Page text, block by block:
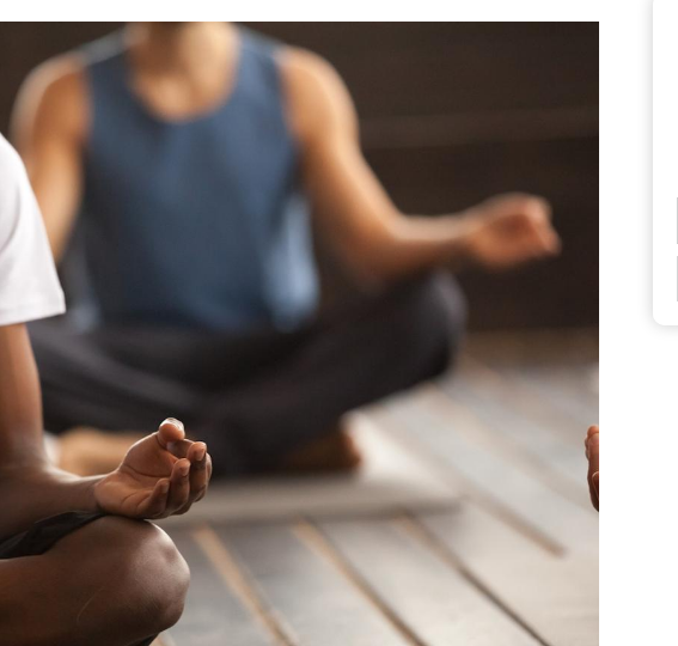
West Nile : que se passe-
Cytomégalovirus : ce qui
change dans la prise en
charge des femmes
enceintes
La sieste empêche-t-elle
de dormir la nuit ?
tous les jours se profile-t-
elle enfin ?
Pourquoi votre ventre
gâche-t-il les premiers
jours de vos vacances ?